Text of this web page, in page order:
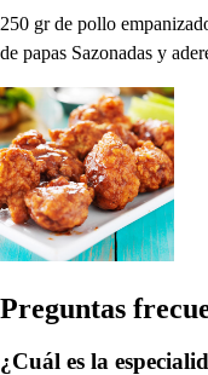
250 gr de pollo
de papas Sazonadas y
Preguntas
¿Cuál es la